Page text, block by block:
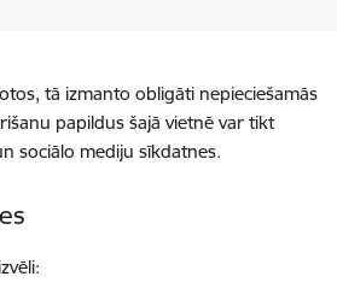
tā izmanto obligāti nepieciešamās
papildus šajā vietnē var tikt
sociālo mediju sīkdatnes.